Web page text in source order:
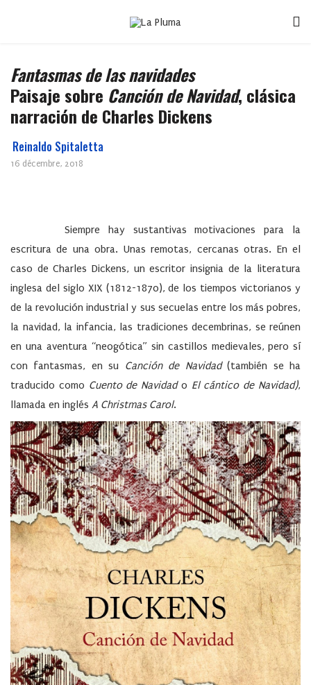
Fantasmas de las navidades
Paisaje sobre Canción de Navidad, clásica
narración de Charles Dickens
Reinaldo Spitaletta
16 décembre, 2018
Siempre hay sustantivas motivaciones para la
escritura de una obra. Unas remotas, cercanas otras. En el
caso de Charles Dickens, un escritor insignia de la literatura
inglesa del siglo XIX (1812-1870), de los tiempos victorianos y
de la revolución industrial y sus secuelas entre los más pobres,
la navidad, la infancia, las tradiciones decembrinas, se reúnen
en una aventura “neogótica” sin castillos medievales, pero sí
con fantasmas, en su Canción de Navidad(también se ha
traducido como Cuento de Navidado El cántico de Navidad),
llamada en inglés A Christmas Carol.